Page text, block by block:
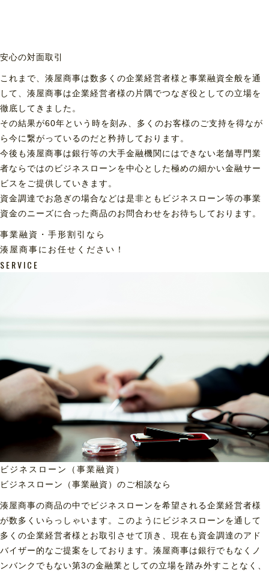
安心の対面取引
これまで、湊屋商事は数多くの企業経営者様と事業融資全般を通
して、湊屋商事は企業経営者様の片隅でつなぎ役としての立場を
徹底してきました。
その結果が60年という時を刻み、多くのお客様のご支持を得なが
ら今に繋がっているのだと矜持しております。
今後も湊屋商事は銀行等の大手金融機関にはできない老舗専門業
者ならではのビジネスローンを中心とした極めの細かい金融サー
ビスをご提供していきます。
資金調達でお急ぎの場合などは是非ともビジネスローン等の事業
資金のニーズに合った商品のお問合わせをお待ちしております。
事業融資・手形割引なら
湊屋商事にお任せください！
SERVICE
ビジネスローン（事業融資）
ビジネスローン（事業融資）のご相談なら
湊屋商事の商品の中でビジネスローンを希望される企業経営者様
が数多くいらっしゃいます。このようにビジネスローンを通して
多くの企業経営者様とお取引させて頂き、現在も資金調達のアド
バイザー的なご提案をしております。湊屋商事は銀行でもなくノ
ンバンクでもない第3の金融業としての立場を踏み外すことなく、